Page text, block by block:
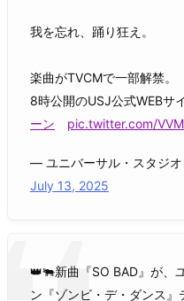
我を忘れ、踊り狂え。
楽曲がTVCMで一部解禁。
8時公開のUSJ公式WEBサ
ーン
pic.twitter.com/
— ユニバーサル・スタジ
July 13, 2025
👑🐃新曲『SO BAD』が、
ン『ゾンビ・デ・ダンス